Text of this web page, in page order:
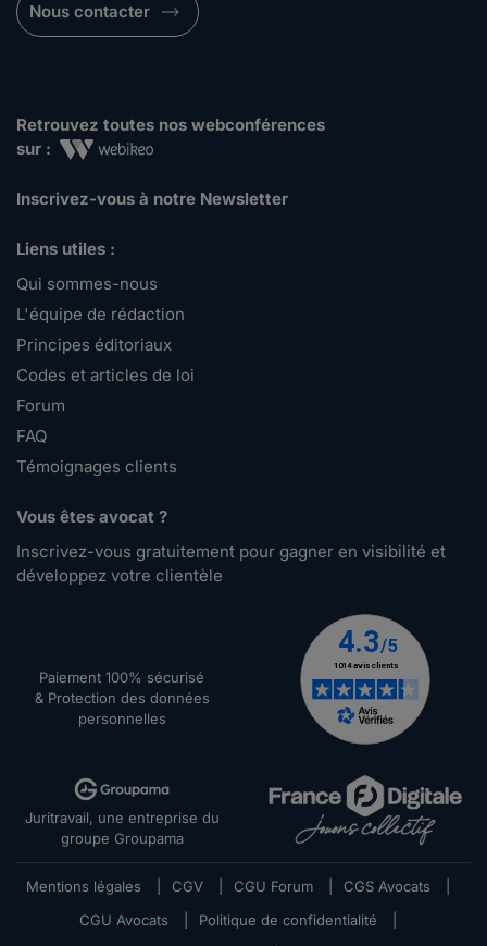
Nous contacter
Retrouvez toutes nos webconférences
sur :
Inscrivez-vous à notre Newsletter
Liens utiles :
Qui sommes-nous
L'équipe de rédaction
Principes éditoriaux
Codes et articles de loi
Forum
FAQ
Témoignages clients
Vous êtes avocat ?
Inscrivez-vous gratuitement pour gagner en visibilité et
développez votre clientèle
Paiement 100% sécurisé
& Protection des données
personnelles
Juritravail, une entreprise du
groupe Groupama
Mentions légales CGV CGU Forum CGS Avocats
CGU Avocats
Politique de confidentialité